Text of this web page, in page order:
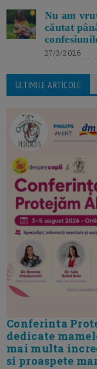
Nu am
căutat
27/3/2026
ULTIMILE ARTICOLE
Conferinta
dedicate
mai multa
si proaspete